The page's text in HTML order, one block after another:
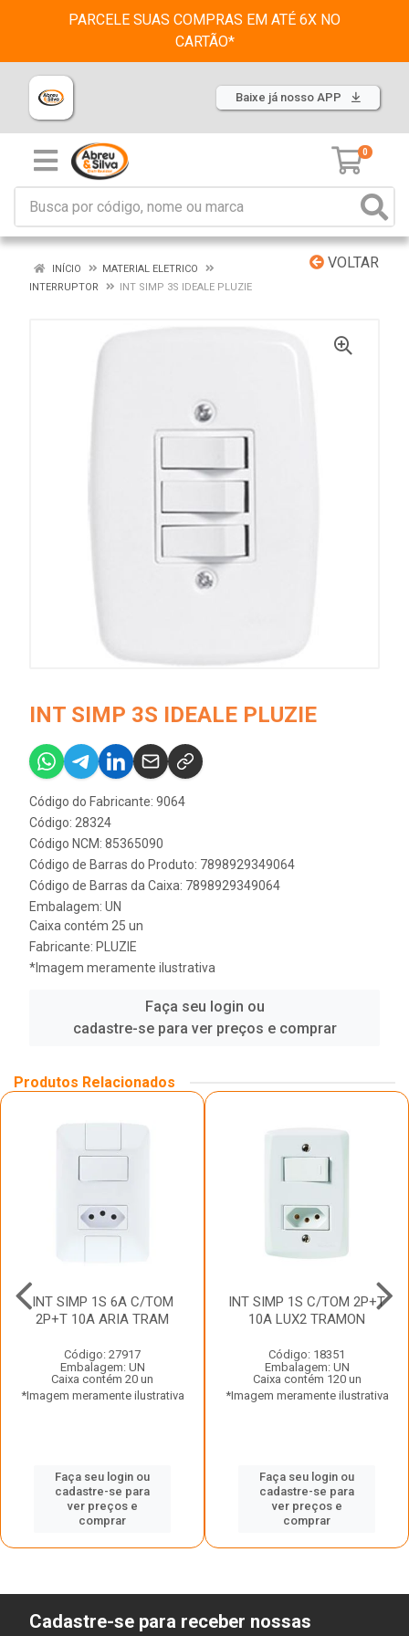
PARCELE SUAS COMPRAS EM ATÉ 6X NO
CARTÃO*
Baixe já nosso APP
0
VOLTAR
INÍCIO
MATERIAL ELETRICO
INTERRUPTOR
INT SIMP 3S IDEALE PLUZIE
INT SIMP 3S IDEALE PLUZIE
Código do Fabricante: 9064
Código: 28324
Código NCM: 85365090
Código de Barras do Produto: 7898929349064
Código de Barras da Caixa: 7898929349064
Embalagem: UN
Caixa contém 25 un
Fabricante: PLUZIE
*Imagem meramente ilustrativa
Faça seu login ou
cadastre-se para ver preços e comprar
Produtos Relacionados
INT SIMP 1S 6A C/TOM
2P+T 10A ARIA TRAM
Código: 27917
Embalagem: UN
Caixa contém 20 un
*Imagem meramente ilustrativa
Faça seu login ou
cadastre-se para
ver preços e
comprar
INT SIMP 1S C/TOM 2P+T
10A LUX2 TRAMON
Código: 18351
Embalagem: UN
Caixa contém 120 un
*Imagem meramente ilustrativa
Faça seu login ou
cadastre-se para
ver preços e
comprar
Cadastre-se para receber nossas